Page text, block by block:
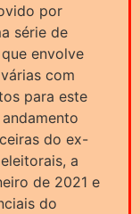
por
série de
envolve
com
para este
do ex-
a
de 2021 e
do